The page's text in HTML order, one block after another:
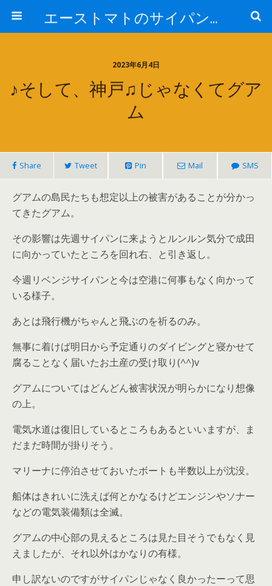
エーストマトのサイパンダイビング日記
2023年6月4日
♪そして、神戸♫じゃなくてグア
ム
Share Tweet Pin Mail SMS
グアムの島民たちも想定以上の被害があることが分かっ
てきたグアム。
その影響は先週サイパンに来ようとルンルン気分で成田
に向かっていたところを回れ右、と引き返し。
今週リベンジサイパンと今は空港に何事もなく向かって
いる様子。
あとは飛行機がちゃんと飛ぶのを祈るのみ。
無事に着けば明日から予定通りのダイビングと寝かせて
腐ることなく届いたお土産の受け取り(^^)v
グアムについてはどんどん被害状況が明らかになり想像
の上。
電気水道は復旧しているところもあるといいますが、ま
だまだ時間が掛りそう。
マリーナに停泊させておいたボートも半数以上が沈没。
船体はきれいに洗えば何とかなるけどエンジンやソナー
などの電気装備類は全滅。
グアムの中心部の見えるところは見た目そうでもなく見
えましたが、それ以外はかなりの有様。
申し訳ないのですがサイパンじゃなく良かったーって思